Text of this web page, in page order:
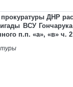
ДНР
ВСУ
п.п. «а», «в» ч.